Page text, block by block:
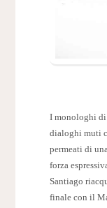
I monologhi di
dialoghi muti
permeati di
forza
Santiago
finale con il